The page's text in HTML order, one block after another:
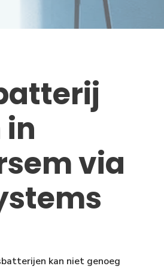
in
via
kan niet genoeg